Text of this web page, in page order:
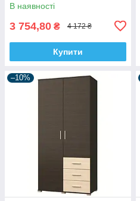
В наявності
3 754,80 ₴ 4 172 ₴
Купити
–10%